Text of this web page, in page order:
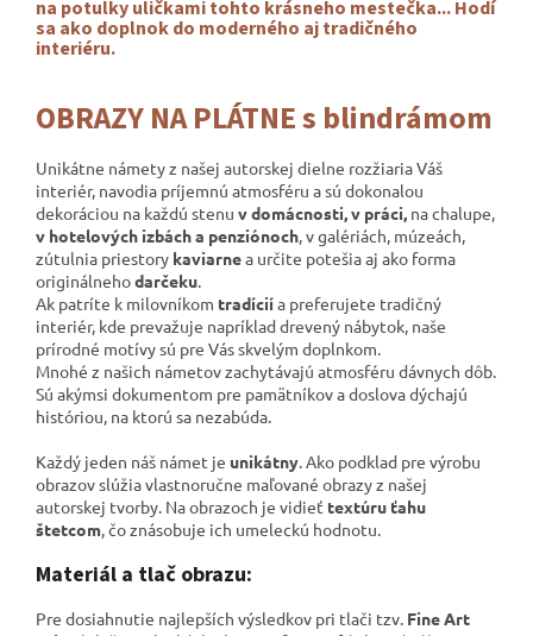
na potulky uličkami tohto krásneho mestečka... Hodí
sa ako doplnok do moderného aj tradičného
interiéru.
OBRAZY NA PLÁTNE s blindrámom
Unikátne námety z našej autorskej dielne rozžiaria Váš
interiér, navodia príjemnú atmosféru a sú dokonalou
dekoráciou na každú stenu v domácnosti, v práci, na chalupe,
v hotelových izbách a penziónoch, v galériách, múzeách,
zútulnia priestory kaviarnea určite potešia aj ako forma
originálnehodarčeku.
Ak patríte k milovníkom tradíciía preferujete tradičný
interiér, kde prevažuje napríklad drevený nábytok, naše
prírodné motívy sú pre Vás skvelým doplnkom.
Mnohé z našich námetov zachytávajú atmosféru dávnych dôb.
Sú akýmsi dokumentom pre pamätníkov adoslova dýchajú
históriou, na ktorú sa nezabúda.
Každý jeden náš námet je unikátny. Ako podklad pre výrobu
obrazov slúžia vlastnoručne maľované obrazy z našej
autorskej tvorby. Na obrazoch je vidieť textúru ťahu
štetcom, čo znásobuje ich umeleckú hodnotu.
Materiál a tlač obrazu:
Pre dosiahnutie najlepších výsledkov pri tlači tzv. Fine Art